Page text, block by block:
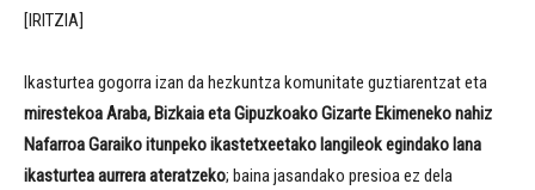
[IRITZIA]
Ikasturtea gogorra izan da hezkuntza komunitate guztiarentzat eta
mirestekoa Araba, Bizkaia eta Gipuzkoako Gizarte Ekimeneko nahiz
Nafarroa Garaiko itunpeko ikastetxeetako langileok egindako lana
ikasturtea aurrera ateratzeko; baina jasandako presioa ez dela